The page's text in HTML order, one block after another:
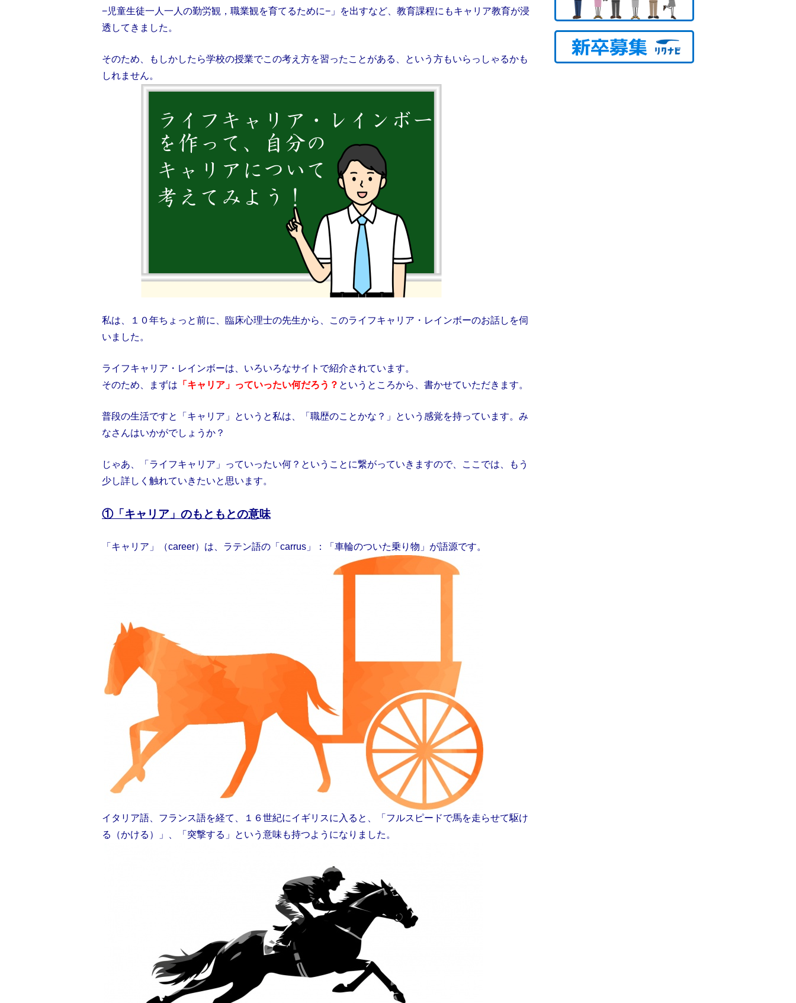
−児童生徒一人一人の勤労観，職業観を育てるために−」を出すなど、教育課程にもキャリア教育が浸
透してきました。
そのため、もしかしたら学校の授業でこの考え方を習ったことがある、という方もいらっしゃるかも
しれません。
私は、１０年ちょっと前に、臨床心理士の先生から、このライフキャリア・レインボーのお話しを伺
いました。
ライフキャリア・レインボーは、いろいろなサイトで紹介されています。
そのため、まずは 「キャリア」っていったい何だろう？ というところから、書かせていただきます。
普段の生活ですと「キャリア」というと私は、「職歴のことかな？」という感覚を持っています。み
なさんはいかがでしょうか？
じゃあ、「ライフキャリア」っていったい何？ということに繋がっていきますので、
ここでは、もう
少し詳しく触れていきたいと思います。
①「キャリア」のもともとの意味
「キャリア」（career）は、ラテン語の「carrus」：「車輪のついた乗り物」が語源です。
イタリア語、フランス語を経て、１６世紀にイギリスに入ると、「フルスピードで馬を走らせて駆け
る（かける）」、「突撃する」という意味も持つようになりました。